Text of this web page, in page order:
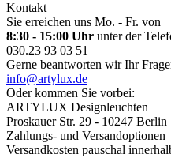
Kontakt
Sie erreichen uns Mo. - Fr. von
8:30 - 15:00 Uhr unter der
030.23 93 03 51
Gerne beantworten wir Ihr
info@artylux.de
Oder kommen Sie vorbei:
ARTYLUX Designleuchten
Proskauer Str. 29 - 10247 Berlin
Zahlungs- und Versandoptionen
Versandkosten pauschal